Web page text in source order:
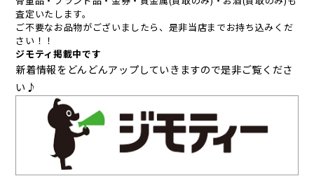
査定いたします。
ご不要なお品物がございましたら、是非当店までお持ち込みくだ
さい！！
ジモティ掲載中です
新着情報をどんどんアップしていきますので是非ご覧くださ
い♪